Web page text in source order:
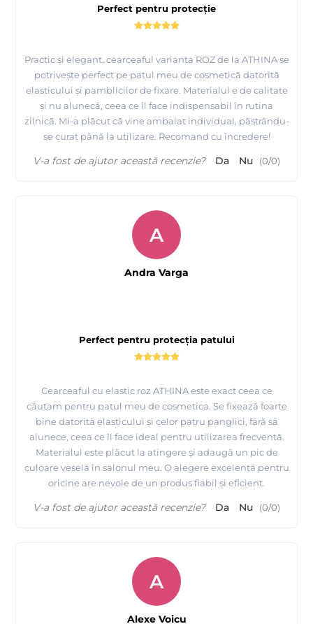
Perfect pentru protecție
Practic și elegant, cearceaful varianta ROZ de la ATHINA se
potrivește perfect pe patul meu de cosmetică datorită
elasticului și pamblicilor de fixare. Materialul e de calitate
și nu alunecă, ceea ce îl face indispensabil în rutina
zilnică. Mi-a plăcut că vine ambalat individual, păstrându-
se curat până la utilizare. Recomand cu încredere!
V-a fost de ajutor această recenzie? Da Nu (0/0)
Perfect pentru protecția patului
Cearceaful cu elastic roz ATHINA este exact ceea ce
căutam pentru patul meu de cosmetica. Se fixează foarte
bine datorită elasticului și celor patru panglici, fără să
alunece, ceea ce îl face ideal pentru utilizarea frecventă.
Materialul este plăcut la atingere și adaugă un pic de
culoare veselă în salonul meu. O alegere excelentă pentru
oricine are nevoie de un produs fiabil și eficient.
A
Andra Varga
V-a fost de ajutor această recenzie? Da Nu (0/0)
A
Alexe Voicu